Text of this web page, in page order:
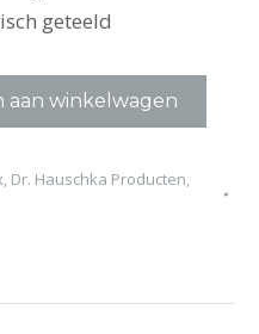
geteeld
aan winkelwagen
, Dr. Hauschka Producten,